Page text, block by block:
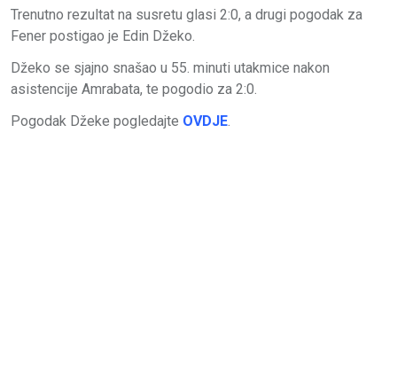
Trenutno rezultat na susretu glasi 2:0, a drugi pogodak za
Fener postigao je Edin Džeko.
Džeko se sjajno snašao u 55. minuti utakmice nakon
asistencije Amrabata, te pogodio za 2:0.
Pogodak Džeke pogledajte OVDJE.